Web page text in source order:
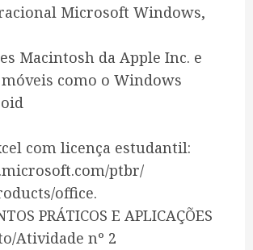
Microsoft Windows,
Macintosh da Apple Inc. e
como o Windows
com licença estudantil:
ptbr/
office.
PRÁTICOS E APLICAÇÕES
Atividade nº 2